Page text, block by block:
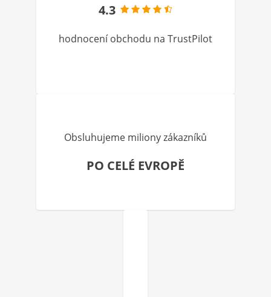
4.3
hodnocení obchodu na TrustPilot
Obsluhujeme miliony zákazníků
PO CELÉ EVROPĚ